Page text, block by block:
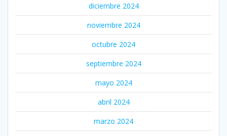
diciembre 2024
noviembre 2024
octubre 2024
septiembre 2024
mayo 2024
abril 2024
marzo 2024